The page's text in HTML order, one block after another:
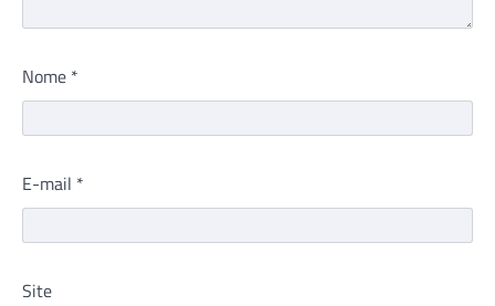
Nome *
E-mail *
Site